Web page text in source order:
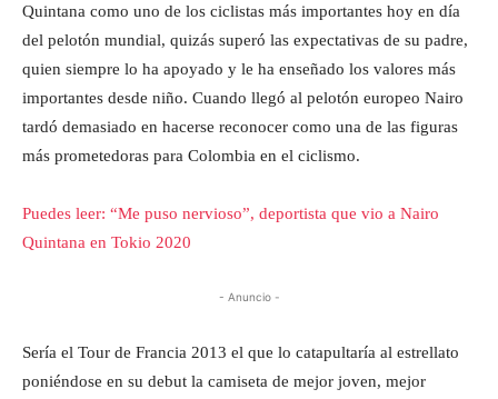
Quintana como uno de los ciclistas más importantes hoy en día
del pelotón mundial, quizás superó las expectativas de su padre,
quien siempre lo ha apoyado y le ha enseñado los valores más
importantes desde niño. Cuando llegó al pelotón europeo Nairo
tardó demasiado en hacerse reconocer como una de las figuras
más prometedoras para Colombia en el ciclismo.
Puedes leer: “Me puso nervioso”, deportista que vio a Nairo
Quintana en Tokio 2020
- Anuncio -
Sería el Tour de Francia 2013 el que lo catapultaría al estrellato
poniéndose en su debut la camiseta de mejor joven, mejor